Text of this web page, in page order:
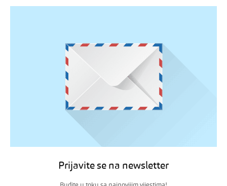
Prijavite se na newsletter